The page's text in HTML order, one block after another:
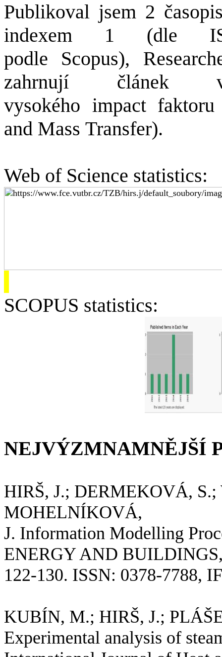
Publikoval jsem 2
indexem 1 (dle
podle Scopus),
zahrnují článek
vysokého impactfaktoru
and Mass Transfer).
Web ofScience statistics:
SCOPUS statistics:
NEJVÝZMNAMNĚJŠÍ
HIRŠ, J.; DERMEKOVÁ,
MOHELNÍKOVÁ,
J. Information Modelling
ENERGY AND
122-130. ISSN: 0378-7788,
KUBÍN, M.; HIRŠ, J.;
Experimental analysis of